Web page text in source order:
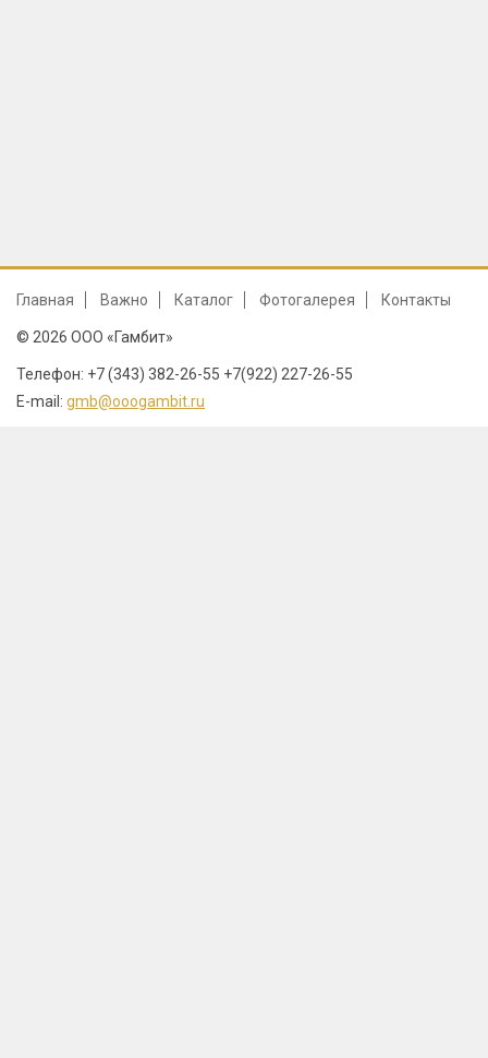
Главная Важно Каталог Фотогалерея Контакты
© 2026 ООО «Гамбит»
Телефон: +7 (343) 382-26-55 +7(922) 227-26-55
E-mail: gmb@ooogambit.ru